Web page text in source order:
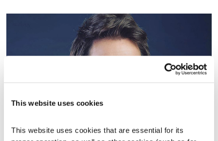
This website uses cookies
This website uses cookies that are essential for its
חושבים יחד
לימור פנחסוב ופרופ' דן אריאלי